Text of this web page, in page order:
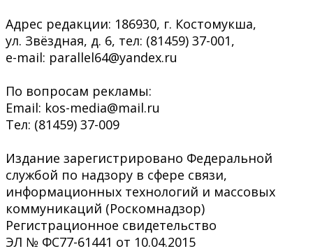
Адрес редакции: 186930, г. Костомукша,
ул. Звёздная, д. 6, тел: (81459) 37-001,
e-mail: parallel64@yandex.ru
По вопросам рекламы:
Email: kos-media@mail.ru
Тел: (81459) 37-009
Издание зарегистрировано Федеральной
службой по надзору в сфере связи,
информационных технологий и массовых
коммуникаций (Роскомнадзор)
Регистрационное свидетельство
ЭЛ № ФС77-61441 от 10.04.2015